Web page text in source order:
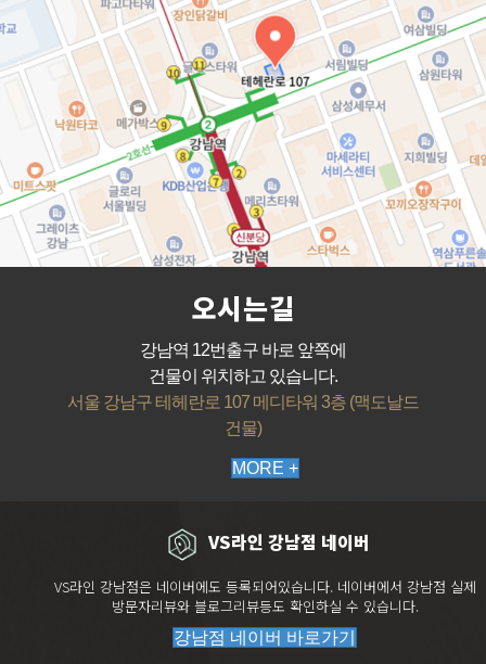
오시는길
강남역 12번출구 바로 앞쪽에
건물이 위치하고 있습니다.
서울 강남구 테헤란로 107 메디타워 3층 (맥도날드
건물)
MORE +
VS라인 강남점 네이버
VS라인 강남점은 네이버에도 등록되어있습니다. 네이버에서 강남점 실제
방문자리뷰와 블로그리뷰등도 확인하실 수 있습니다.
강남점 네이버 바로가기